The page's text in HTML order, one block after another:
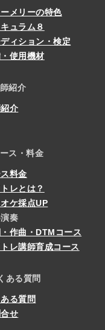
メリーの特色
ュラム８
ィション・検定
使用機材
紹介
介
ス・料金
料金
レとは？
ケ採点UP
奏
作曲・DTMコース
レ講師育成コース
ある質問
る質問
せ